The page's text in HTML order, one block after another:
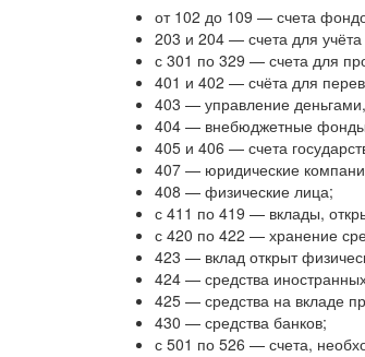
от 102 до 109 — счета
203 и 204 — счета для учёта
с 301 по 329 — счета для
401 и 402 — счёта для
403 — управление
404 — внебюджетные
405 и 406 — счета
407 — юридические
408 — физические лица;
с 411 по 419 — вклады,
с 420 по 422 — хранение
423 — вклад открыт
424 — средства
425 — средства на вкладе
430 — средства банков;
с 501 по 526 — счета,